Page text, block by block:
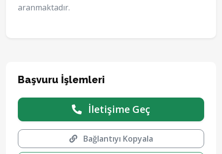
aranmaktadır.
Başvuru İşlemleri
İletişime Geç
Bağlantıyı Kopyala